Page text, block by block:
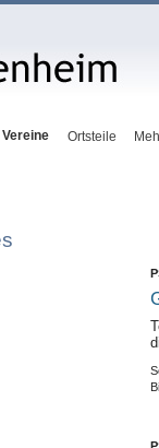
Vereine Ortsteile